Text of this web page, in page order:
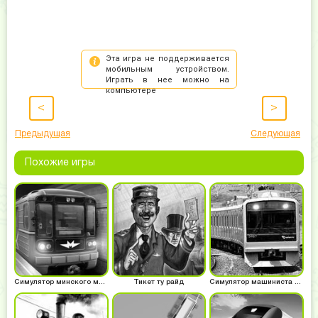
<
Предыдущая
>
Следующая
Похожие игры
Тикет ту райд